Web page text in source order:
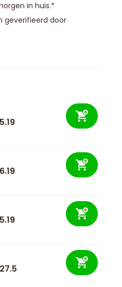
in huis.*
geverifieerd door
5.19
6.19
5.19
27.5